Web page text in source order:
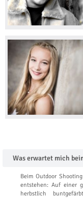
Was erwartet mich
Beim Outdoor
entstehen: Auf einer
herbstlich